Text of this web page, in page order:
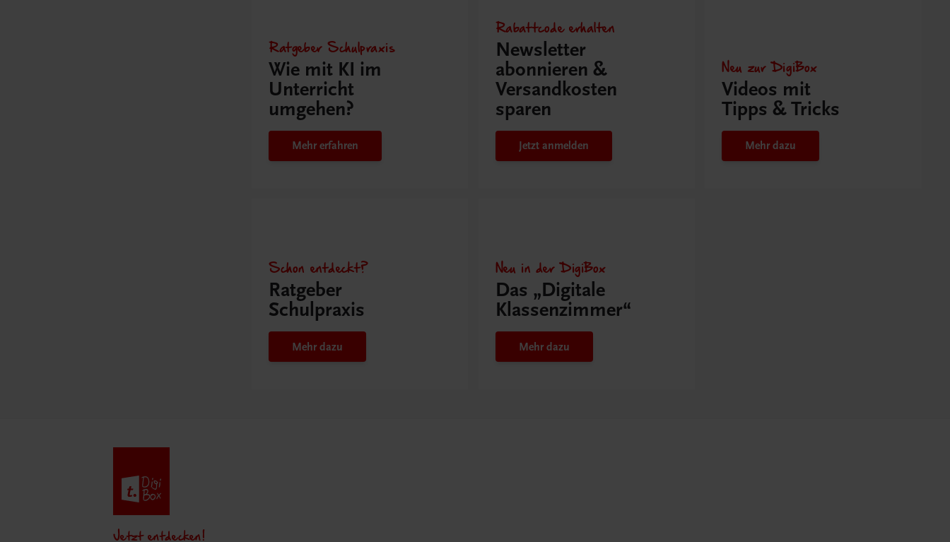
Ratgeber Schulpraxis
Wie mit KI im
Unterricht
umgehen?
Mehr erfahren
Rabattcode erhalten
Newsletter
abonnieren &
Versandkosten
sparen
Jetzt anmelden
Neu zur DigiBox
Videos mit
Tipps & Tricks
Mehr dazu
Schon entdeckt?
Ratgeber
Schulpraxis
Mehr dazu
Neu in der DigiBox
Das „Digitale
Klassenzimmer“
Mehr dazu
Jetzt entdecken!